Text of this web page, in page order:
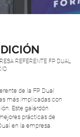
REFERENTE FP DUAL
de la FP Dual
más implicadas con
Este galardón
prácticas de
en la empresa.